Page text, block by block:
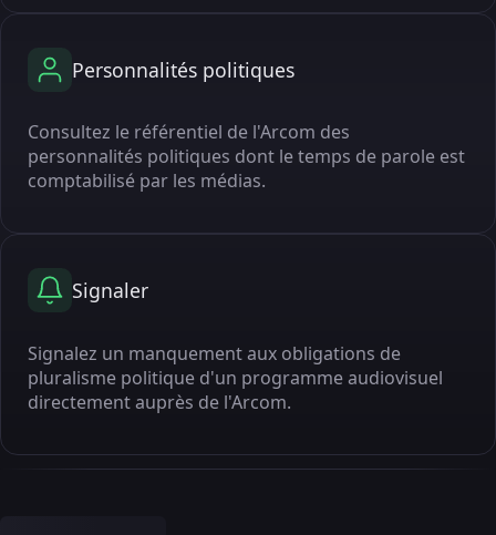
Personnalités politiques
Consultez le référentiel de l'Arcom des
personnalités politiques dont le temps de parole est
comptabilisé par les médias.
Signaler
Signalez un manquement aux obligations de
pluralisme politique d'un programme audiovisuel
directement auprès de l'Arcom.